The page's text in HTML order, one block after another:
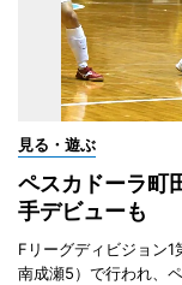
見る・遊ぶ
ペスカドーラ町
手デビューも
Fリーグディビジョン
南成瀬5）で行われ、